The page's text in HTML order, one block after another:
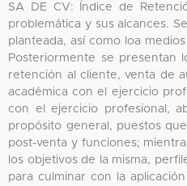
SA DE CV: Índice de
problemática y sus alcances.
planteada, así como loa
Posteriormente se presentan
retención al cliente, venta de
académica con el ejercicio
con el ejercicio profesional,
propósito general, puestos
post-venta y funciones;
los objetivos de la misma,
para culminar con la